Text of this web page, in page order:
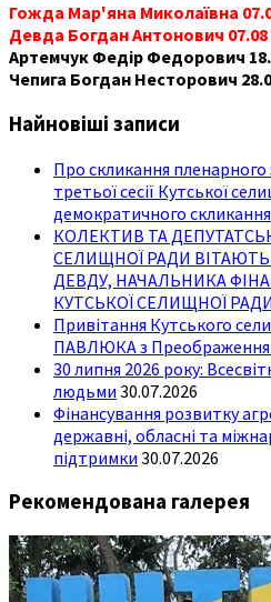
Гожда Мар'яна Миколаївна
Девда Богдан Антонович 07.08
Артемчук Федір Федорович
Чепига Богдан Несторович
Найновіші записи
Про скликання пленарного
третьої сесії Кутської
демократичного скликання
КОЛЕКТИВ ТА
СЕЛИЩНОЇ РАДИ
ДЕВДУ, НАЧАЛЬНИКА
КУТСЬКОЇ СЕЛИЩНОЇ
Привітання Кутського
ПАВЛЮКА з
30 липня 2026 року:
людьми 30.07.2026
Фінансування розвитку
державні, обласні та
підтримки 30.07.2026
Рекомендована галерея